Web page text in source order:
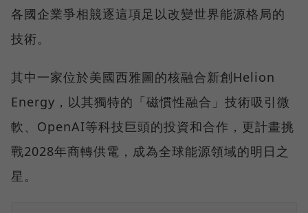
各國企業爭相競逐這項足以改變世界能源格局的
技術。
其中一家位於美國西雅圖的核融合新創Helion
Energy，以其獨特的「磁慣性融合」技術吸引微
軟、OpenAI等科技巨頭的投資和合作，更計畫挑
戰2028年商轉供電，成為全球能源領域的明日之
星。